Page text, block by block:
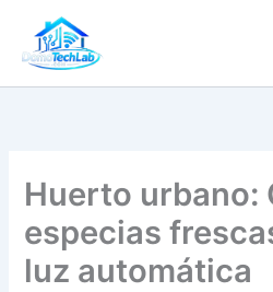
contenido
Huerto urbano:
especias
luz automática